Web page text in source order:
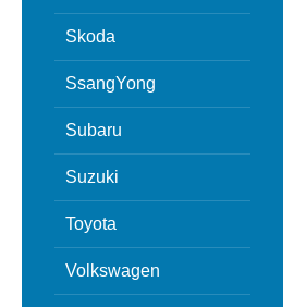
Skoda
SsangYong
Subaru
Suzuki
Toyota
Volkswagen